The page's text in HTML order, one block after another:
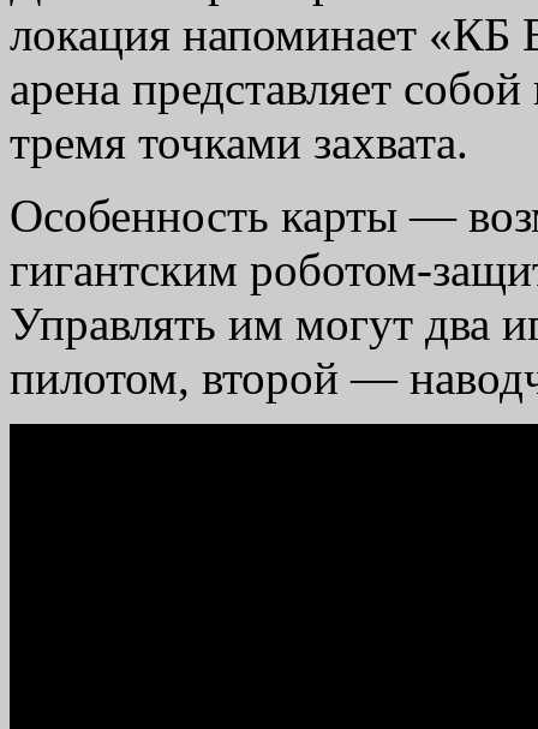
локация напоминает «КБ
арена представляет
тремя точками захвата.
Особенность карты —
гигантским роботом-
Управлять им могут два
пилотом, второй —